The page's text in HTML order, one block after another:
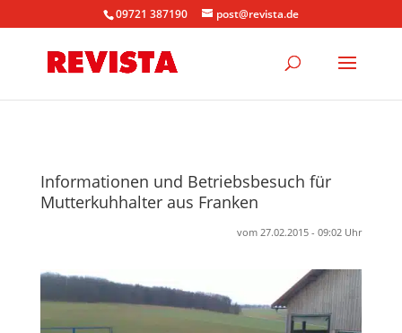
09721 387190 post@revista.de
Informationen und Betriebsbesuch für
Mutterkuhhalter aus Franken
vom 27.02.2015 - 09:02 Uhr